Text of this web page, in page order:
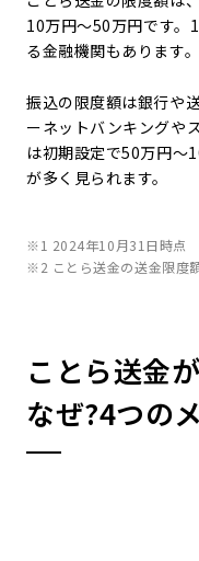
10万円～50万円です。
る金融機関もあります。
振込の限度額は銀行や
ーネットバンキングや
は初期設定で50万円～
が多く見られます。
※1 2024年10月31日時点
※2 ことら送金の送金限度
ことら送金
なぜ?4つの